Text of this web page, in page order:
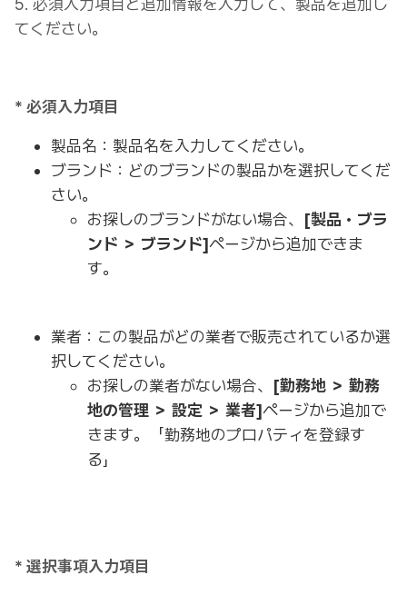
5. 必須入力項目と追加情報を入力して、製品を追加し
てください。
* 必須入力項目
製品名：製品名を入力してください。
ブランド：どのブランドの製品かを選択してくだ
さい。
お探しのブランドがない場合、 [製品・ブラ
ンド ＞ ブランド]ページから追加できま
す。
業者：この製品がどの業者で販売されているか選
択してください。
お探しの業者がない場合、 [勤務地 ＞ 勤務
地の管理 ＞ 設定 ＞ 業者]ページから追加で
きます。「勤務地のプロパティを登録す
る」
* 選択事項入力項目